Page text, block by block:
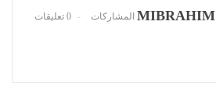
MIBRAHIM 0 تعليقات